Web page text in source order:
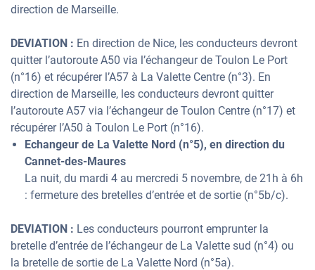
direction de Marseille.
DEVIATION : En direction de Nice, les conducteurs devront
quitter l’autoroute A50 via l’échangeur de Toulon Le Port
(n°16) et récupérer l’A57 à La Valette Centre (n°3). En
direction de Marseille, les conducteurs devront quitter
l’autoroute A57 via l’échangeur de Toulon Centre (n°17) et
récupérer l’A50 à Toulon Le Port (n°16).
Echangeur de La Valette Nord (n°5), en direction du
Cannet-des-Maures
La nuit, du mardi 4 au mercredi 5 novembre, de 21h à 6h
: fermeture des bretelles d’entrée et de sortie (n°5b/c).
DEVIATION : Les conducteurs pourront emprunter la
bretelle d’entrée de l’échangeur de La Valette sud (n°4) ou
la bretelle de sortie de La Valette Nord (n°5a).